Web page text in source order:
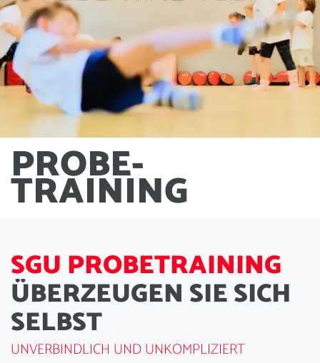
PROBE-
TRAINING
SGU PROBETRAINING
ÜBERZEUGEN SIESICH
SELBST
UNVERBINDLICH UND UNKOMPLIZIERT